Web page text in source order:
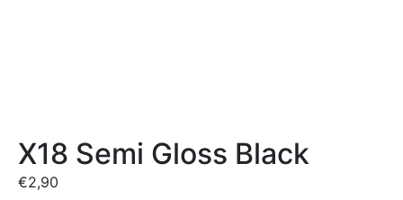
X18 Semi Gloss Black
€2,90